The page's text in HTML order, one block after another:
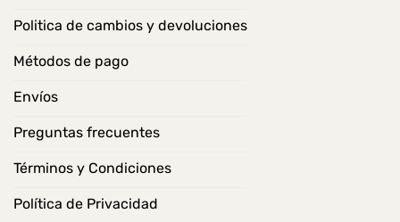
Politica de cambios y devoluciones
Métodos de pago
Envíos
Preguntas frecuentes
Términos y Condiciones
Política de Privacidad